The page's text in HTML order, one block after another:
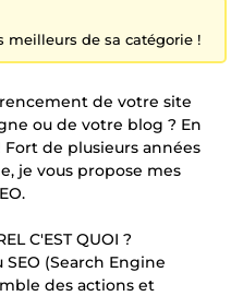
meilleurs de sa catégorie !
de votre site
ou de votre blog ? En
de plusieurs années
je vous propose mes
C'EST QUOI ?
(Search Engine
des actions et